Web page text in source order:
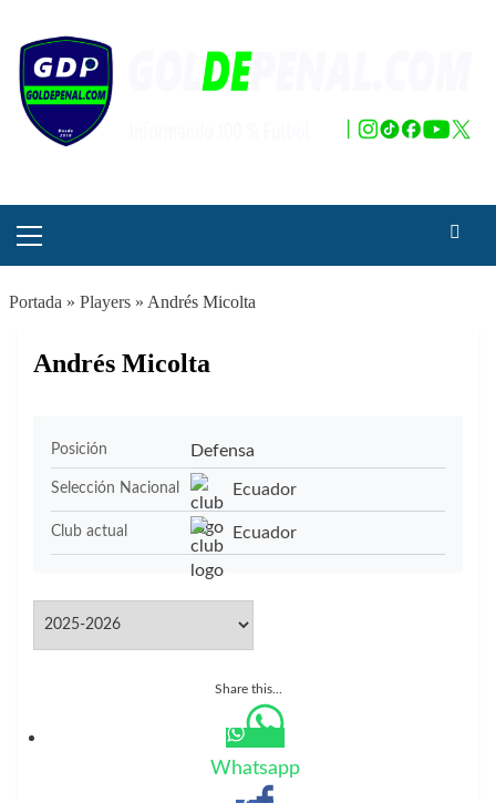
contenido
principal
Portada » Players» Andrés Micolta
Andrés Micolta
Posición Defensa
Selección Nacional Ecuador
Club actual Ecuador
Share this...
Whatsapp